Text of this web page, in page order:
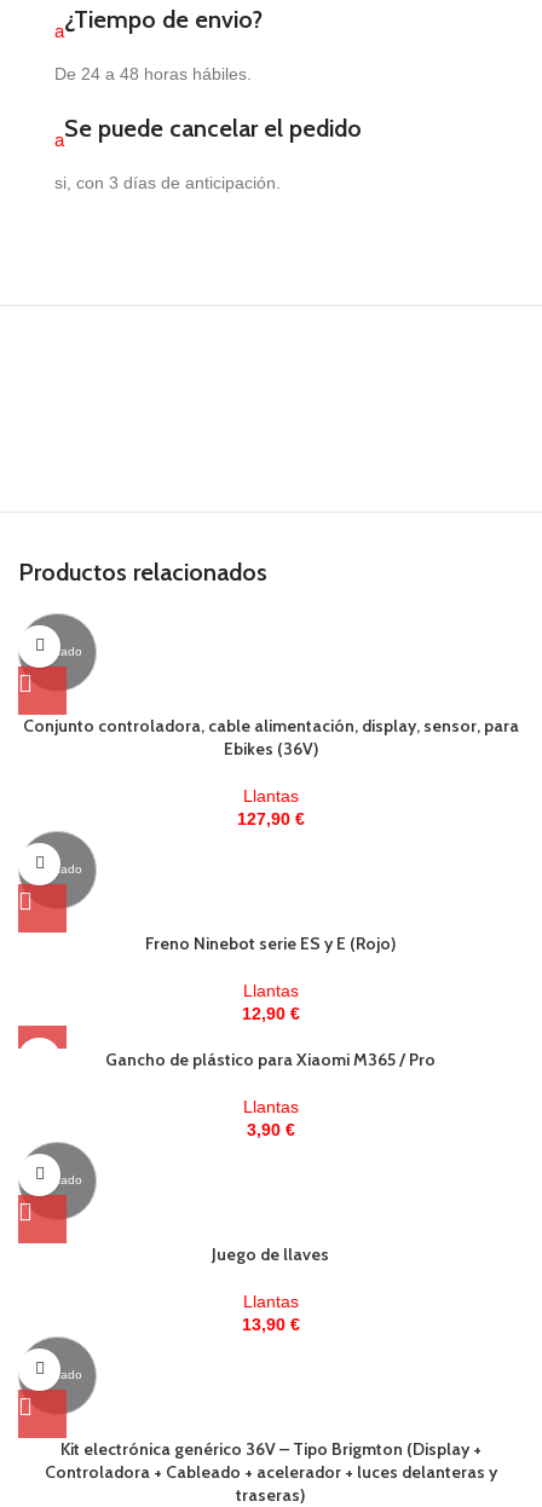
a¿Tiempo de envio?
De 24 a 48 horas hábiles.
aSe puede cancelar el pedido
si, con 3 días de anticipación.
Productos relacionados
Agotado
Conjunto controladora, cable alimentación, display, sensor, para
Ebikes (36V)
Llantas
127,90 €
Agotado
Freno Ninebot serie ES y E (Rojo)
Llantas
12,90 €
Gancho de plástico para Xiaomi M365 / Pro
Llantas
3,90 €
Agotado
Juego de llaves
Llantas
13,90 €
Agotado
Kit electrónica genérico 36V – Tipo Brigmton (Display +
Controladora + Cableado + acelerador + luces delanteras y
traseras)